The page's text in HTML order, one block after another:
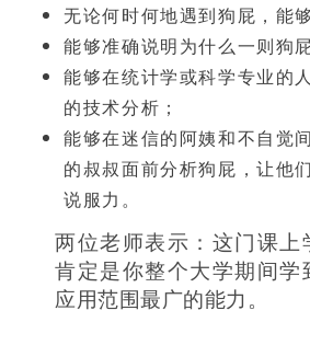
无论何时何地遇到狗屁，能
能够准确说明为什么一则狗
能够在统计学或科学专业的
的技术分析；
能够在迷信的阿姨和不自觉
的叔叔面前分析狗屁，让他
说服力。
两位老师表示：这门课上
肯定是你整个大学期间学
应用范围最广的能力。